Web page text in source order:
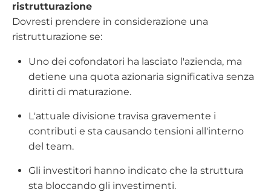
ristrutturazione
Dovresti prendere in considerazione una
ristrutturazione se:
Uno dei cofondatori ha lasciato l'azienda, ma
detiene una quota azionaria significativa senza
diritti di maturazione.
L'attuale divisione travisa gravemente i
contributi e sta causando tensioni all'interno
del team.
Gli investitori hanno indicato che la struttura
sta bloccando gli investimenti.